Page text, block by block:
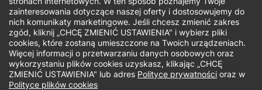
zainteresowania dotyczące naszej oferty i dostosowujemy do
nich komunikaty marketingowe. Jeśli chcesz zmienić zakres
zgód, kliknij „CHCĘ ZMIENIĆ USTAWIENIA" i wybierz pliki
cookies, które zostaną umieszczone na Twoich urządzeniach.
Więcej informacji o przetwarzaniu danych osobowych oraz
wykorzystaniu plików cookies uzyskasz, klikając „CHCĘ
ZMIENIĆ USTAWIENIA" lub adres Polityce prywatności oraz w
Polityce plików cookies